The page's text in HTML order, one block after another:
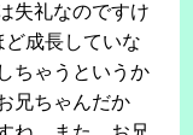
失礼なのですけ
成長していな
ちゃうというか
兄ちゃんだか